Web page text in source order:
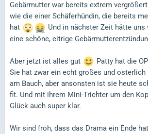
Gebärmutter war bereits extrem
wie die einer Schäferhündin, die bereits
hat
Und in nächster Zeit hätte
eine schöne, eitrige
Aber jetzt ist alles gut
Patty hat die
Sie hat zwar ein echt großes und
am Bauch, aber ansonsten ist sie heute
fit. Und mit ihrem Mini-Trichter um den
Glück auch super klar.
Wir sind froh, dass das Drama ein Ende